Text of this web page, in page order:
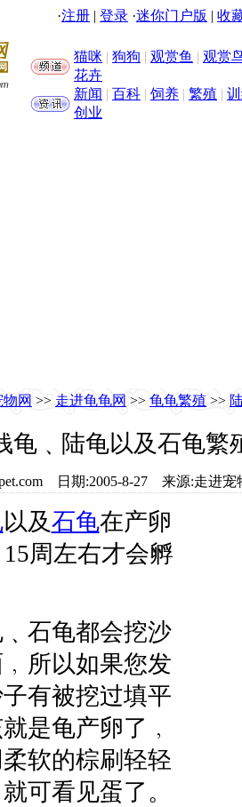
·注册 | 登录 ·迷你门户版 | 收
猫咪 | 狗狗 | 观赏鱼 | 观赏
花卉
新闻 | 百科 | 饲养 | 繁殖 |
创业
网 >> 走进龟龟网 >> 龟龟繁殖 >>
龟﹑陆龟以及石龟繁
日期:2005-8-27 来源:走
以及石龟在产卵
周左右才会孵
石龟都会挖沙
所以如果您发
有被挖过填平
是龟产卵了﹐
软的棕刷轻轻
可看见蛋了。